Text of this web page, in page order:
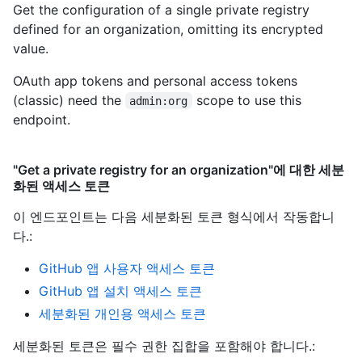
Get the configuration of a single private registry
defined for an organization, omitting its encrypted
value.
OAuth app tokens and personal access tokens
(classic) need the
admin:org
scope to use this
endpoint.
"Get a private registry for an organization"에 대한 세분
화된 액세스 토큰
이 엔드포인트는 다음 세분화된 토큰 형식에서 작동합니
다.:
GitHub 앱 사용자 액세스 토큰
GitHub 앱 설치 액세스 토큰
세분화된 개인용 액세스 토큰
세분화된 토큰은 필수 권한 집합을 포함해야 합니다.: